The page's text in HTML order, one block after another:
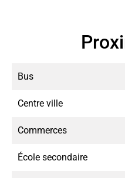
Bus
Centre ville
Commerces
École secondaire